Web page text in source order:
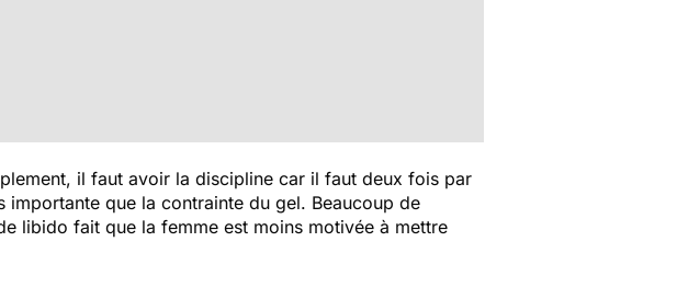
il faut avoir la discipline car il faut deux fois par
importante que la contrainte du gel. Beaucoup de
libido fait que la femme est moins motivée à mettre